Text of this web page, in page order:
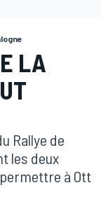
LA
Rallye de
les deux
à Ott